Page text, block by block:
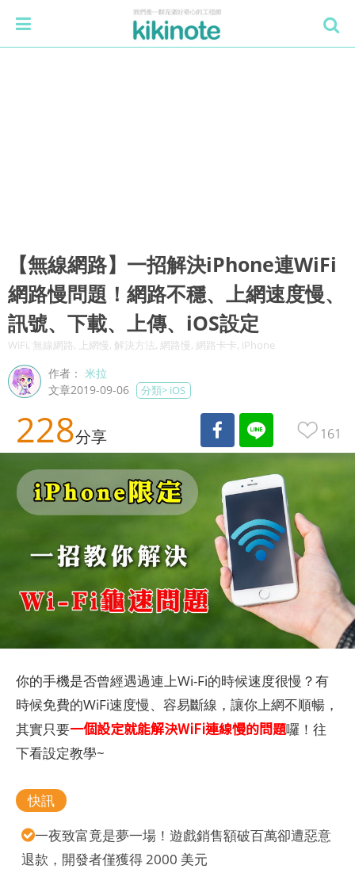
【無線網路】一招解決iPhone連WiFi
網路慢問題！網路不穩、上網速度慢、
訊號、下載、上傳、iOS設定
WiFi, 無線網路, 上網慢, 解決方法, 網路慢, 網路卡卡, iPhone
作者：米拉
文章2019-09-06
分類> iOS
228分享 161
你的手機是否曾經遇過連上Wi-Fi的時候速度很慢？有
時候免費的WiFi速度慢、容易斷線，讓你上網不順暢，
其實只要一個設定就能解決WiFi連線慢的問題囉！往
下看設定教學~
快訊
一夜致富竟是夢一場！遊戲銷售額破百萬卻遭惡意
退款，開發者僅獲得 2000 美元